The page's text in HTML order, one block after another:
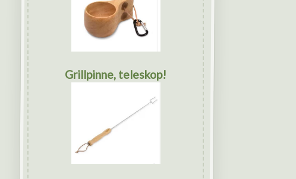
Grillpinne, teleskop!